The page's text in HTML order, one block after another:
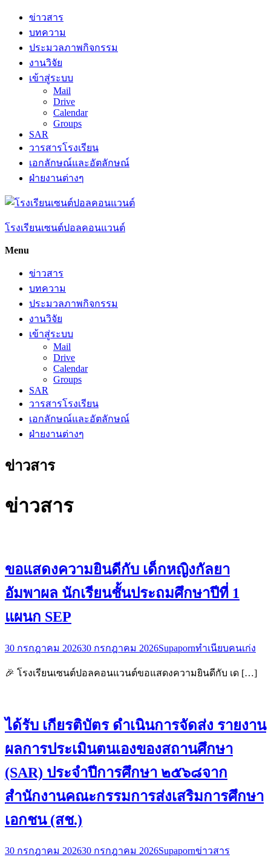
Skip
content
ข่าวสาร
บทความ
ประมวลภาพกิจกรรม
งานวิจัย
เข้าสู่ระบบ
Mail
Drive
Calendar
Groups
SAR
วารสารโรงเรียน
เอกลักษณ์และอัตลักษณ์
ฝ่ายงานต่างๆ
โรงเรียนเซนต์ปอลคอนแวนต์
Menu
ข่าวสาร
บทความ
ประมวลภาพกิจกรรม
งานวิจัย
เข้าสู่ระบบ
Mail
Drive
Calendar
Groups
SAR
วารสารโรงเรียน
เอกลักษณ์และอัตลักษณ์
ฝ่ายงานต่างๆ
ข่าวสาร
ข่าวสาร
ขอแสดงความยินดีกับ เด็กหญิงกัลยา
อัมพาผล นักเรียนชั้นประถมศึกษาปีที่ 1
แผนก SEP
30 กรกฎาคม 202630 กรกฎาคม 2026Supapornทำเนียบคนเก่ง
🎉 โรงเรียนเซนต์ปอลคอนแวนต์ขอแสดงความยินดีกับ เด […]
ได้รับ เกียรติบัตร ดำเนินการจัดส่ง รายงาน
ผลการประเมินตนเองของสถานศึกษา
(SAR) ประจำปีการศึกษา ๒๕๖๘จาก
สำนักงานคณะกรรมการส่งเสริมการศึกษา
เอกชน (สช.)
30 กรกฎาคม 202630 กรกฎาคม 2026Supapornข่าวสาร